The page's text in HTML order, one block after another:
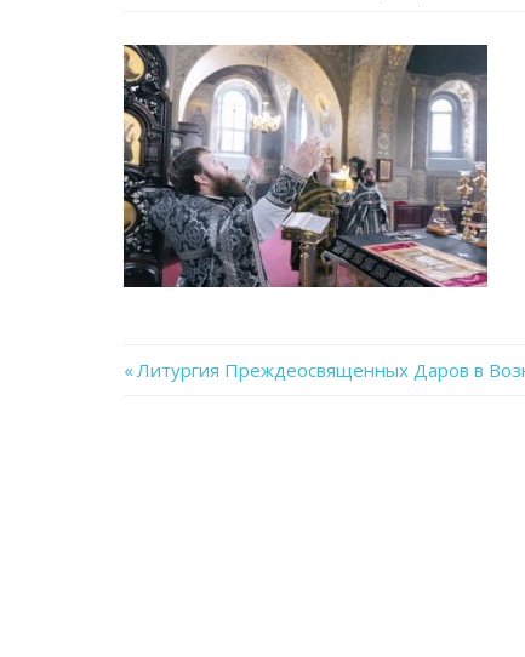
Previous
Литургия Преждеосвященных Даров в